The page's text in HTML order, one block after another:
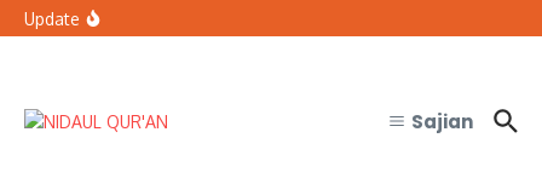
Lewati ke konten
Update
Sajian